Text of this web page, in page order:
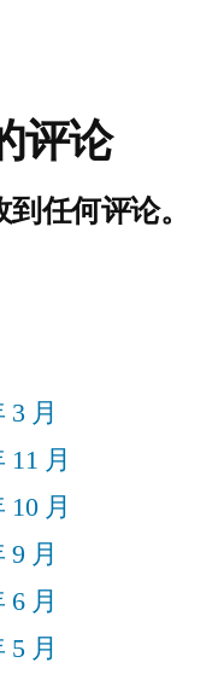
评论
任何评论。
3 月
11 月
10 月
9 月
6 月
5 月